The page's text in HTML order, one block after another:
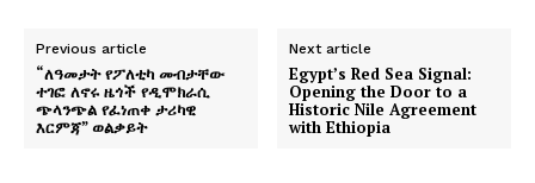
Previous article
“ለዓመታት የፖለቲካ መብታቸው
ተገፎ ለኖሩ ዜጎች የዲሞክራሲ
ጭላንጭል የፈነጠቀ ታሪካዊ
እርምጃ” ወልቃይት
Next article
Egypt’s Red Sea Signal:
Opening the Door to a
Historic Nile Agreement
with Ethiopia